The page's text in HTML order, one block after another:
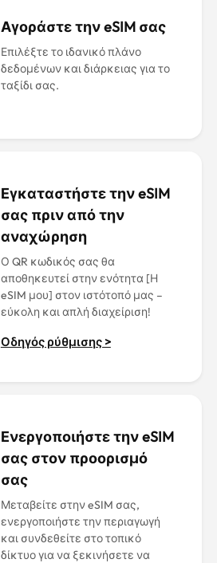
Αγοράστε την eSIM σας
Επιλέξτε το ιδανικό πλάνο
δεδομένων και διάρκειας για το
ταξίδι σας.
Εγκαταστήστε την eSIM
σας πριν από την
αναχώρηση
Ο QR κωδικός σας θα
αποθηκευτεί στην ενότητα [Η
eSIM μου] στον ιστότοπό μας –
εύκολη και απλή διαχείριση!
Οδηγός ρύθμισης >
Ενεργοποιήστε την eSIM
σας στον προορισμό
σας
Μεταβείτε στην eSIM σας,
ενεργοποιήστε την περιαγωγή
και συνδεθείτε στο τοπικό
δίκτυο για να ξεκινήσετε να